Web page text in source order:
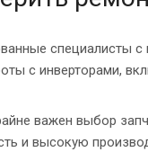
специалисты
с инверторами,
важен выбор
и высокую